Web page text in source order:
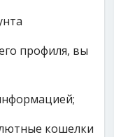
профиля, вы
кошелки